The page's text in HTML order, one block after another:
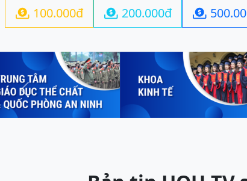
 100.000đ  200.000đ 
Previous